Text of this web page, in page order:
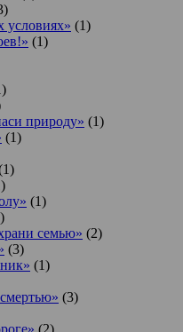
условиях» (1)
(1)
природу» (1)
(1)
(1)
семью» (2)
(3)
(1)
(3)